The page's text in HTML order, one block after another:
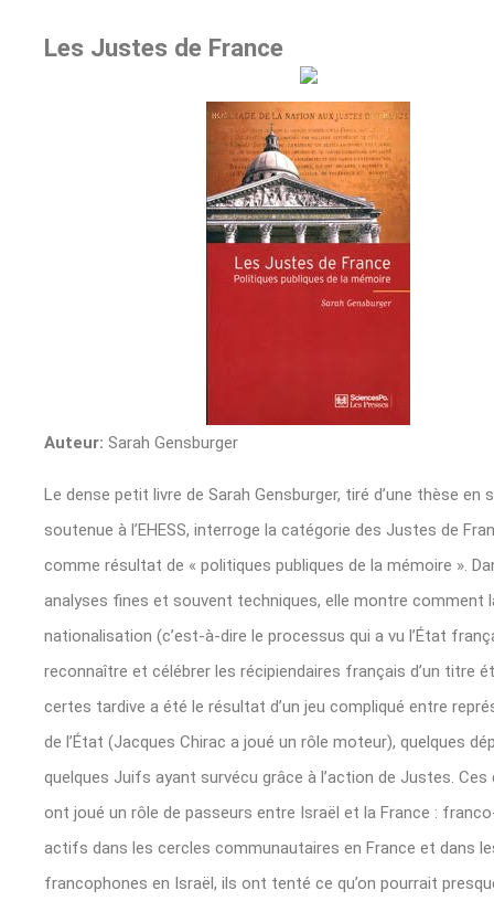
Les Justes de France
Auteur: Sarah Gensburger
Le dense petit livre de Sarah Gensburger, tiré d’une thèse en
soutenue à l’EHESS, interroge la catégorie des Justes de
comme résultat de « politiques publiques de la mémoire ».
analyses fines et souvent techniques, elle montre comment
nationalisation (c’est-à-dire le processus qui a vu l’État
reconnaître et célébrer les récipiendaires français d’un titre
certes tardive a été le résultat d’un jeu compliqué entre
de l’État (Jacques Chirac a joué un rôle moteur), quelques
quelques Juifs ayant survécu grâce à l’action de Justes. Ces
ont joué un rôle de passeurs entre Israël et la France :
actifs dans les cercles communautaires en France et dans
francophones en Israël, ils ont tenté ce qu’on pourrait